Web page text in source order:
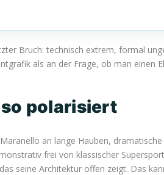
Bruch: technisch extrem, formal
als an der Frage, ob man einen
so polarisiert
an lange Hauben,
frei von klassischer
seine Architektur offen zeigt. Das